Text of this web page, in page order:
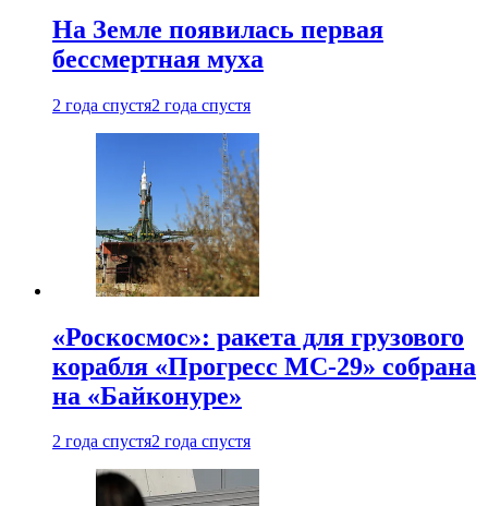
На Земле появилась первая
бессмертная муха
2 года спустя2 года спустя
«Роскосмос»: ракета для грузового
корабля «Прогресс МС-29» собрана
на «Байконуре»
2 года спустя2 года спустя